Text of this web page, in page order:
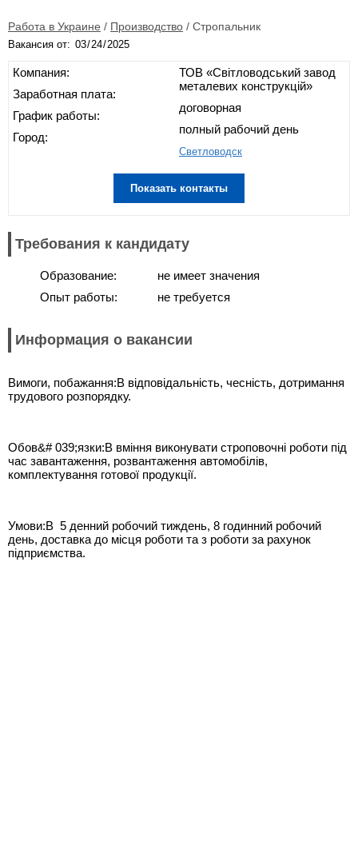
Работа в Украине / Производство / Стропальник
Вакансия от:
Компания:
Заработная плата:
График работы:
Город:
ТОВ «Світловодський завод
металевих конструкцій»
договорная
полный рабочий день
Светловодск
Показать контакты
Требования к кандидату
Образование:
Опыт работы:
не имеет значения
не требуется
Информация о вакансии
Вимоги, побажання:В відповідальність, чесність, дотримання
трудового розпорядку.
Обов&# 039;язки:В вміння виконувати строповочні роботи під
час завантаження, розвантаження автомобілів,
комплектування готової продукції.
Умови:В 5 денний робочий тиждень, 8 годинний робочий
день, доставка до місця роботи та з роботи за рахунок
підприємства.